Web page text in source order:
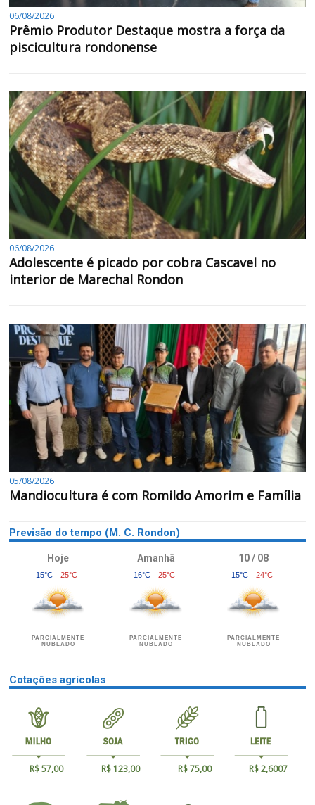
06/08/2026
Prêmio Produtor Destaque mostra a força da
piscicultura rondonense
06/08/2026
Adolescente é picado por cobra Cascavel no
interior de Marechal Rondon
05/08/2026
Mandiocultura é com Romildo Amorim e Família
Previsão do tempo (M. C. Rondon)
Hoje
15°C 25°C
PARCIALMENTE
NUBLADO
Amanhã
16°C 25°C
PARCIALMENTE
NUBLADO
10 / 08
15°C 24°C
PARCIALMENTE
NUBLADO
Cotações agrícolas
R$ 57,00 R$ 123,00 R$ 75,00 R$ 2,6007